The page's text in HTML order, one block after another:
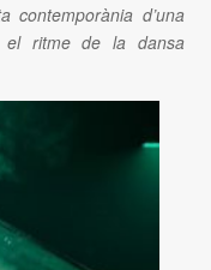
contemporània d’una
el ritme de la dansa